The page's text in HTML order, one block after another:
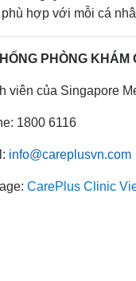
hợp với mỗi cá
PHÒNG
viên của Singapore
1800 6116
info@careplusvn.com
CarePlus Clinic